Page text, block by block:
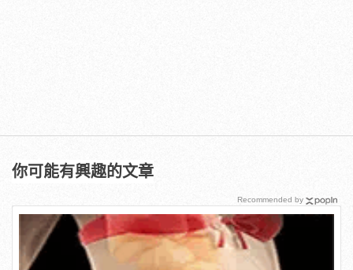
你可能有興趣的文章
Recommended by